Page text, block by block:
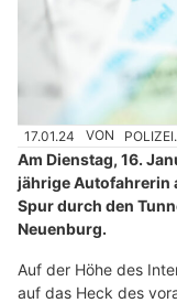
17.01.24 VON
Am Dienstag, 16.
jährige Autofahrerin
Spur durch den
Neuenburg.
Auf der Höhe des
auf das Heck des